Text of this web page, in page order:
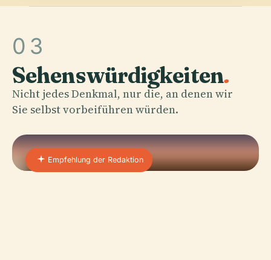
03
Sehenswürdigkeiten.
Nicht jedes Denkmal, nur die, an denen wir
Sie selbst vorbeiführen würden.
Empfehlung der Redaktion